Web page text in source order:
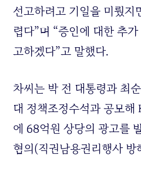
선고하려고 기일을 미뤘지
렵다”며 “증인에 대한 추
고하겠다”고 말했다.
차씨는 박 전 대통령과 최
대 정책조정수석과 공모
에 68억원 상당의 광고를
혐의(직권남용권리행사